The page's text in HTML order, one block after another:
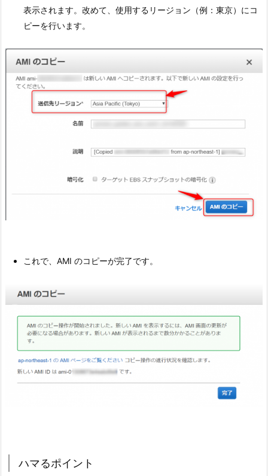
表示されます。改めて、使用するリージョン（例：東京）にコ
ピーを行います。
これで、AMI のコピーが完了です。
ハマるポイント